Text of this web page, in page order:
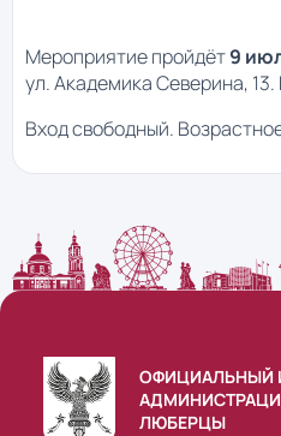
Мероприятие пройдёт9
ул. Академика Северина, 13.
Вход свободный.
ОФИЦИАЛЬНЫЙ
ЛЮБЕРЦЫ